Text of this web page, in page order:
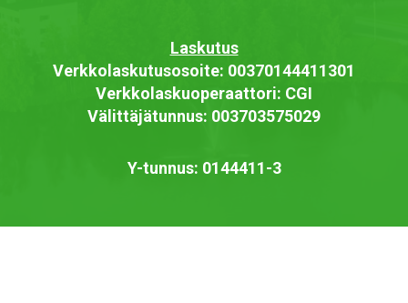
Laskutus
Verkkolaskutusosoite: 00370144411301
Verkkolaskuoperaattori: CGI
Välittäjätunnus: 003703575029
Y-tunnus: 0144411-3